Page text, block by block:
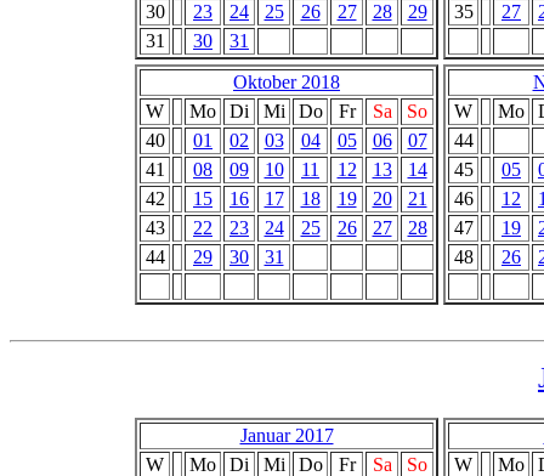
30
23 24 25 26 27 28
29
31
30 31
35
27
Oktober 2018
W
Mo Di Mi Do Fr Sa
So
40
01 02 03 04 05 06
07
41
08 09 10 11 12 13
14
42
15 16 17 18 19 20
21
43
22 23 24 25 26 27
28
44
29 30 31
W
Mo
44
45
05
46
12
47
19
48
26
Januar 2017
W
Mo Di Mi Do Fr Sa
So
W
Mo